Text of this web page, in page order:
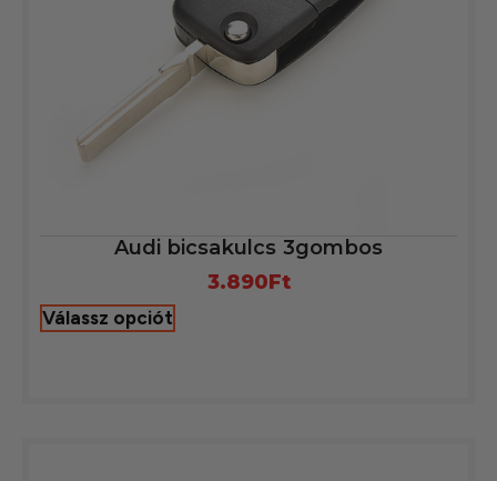
Audi bicsakulcs 3gombos
3.890Ft
Válassz opciót